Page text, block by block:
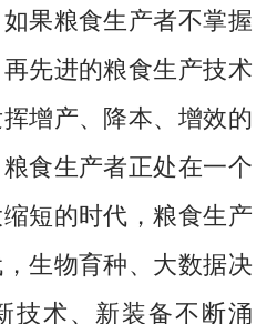
果粮食生产者不掌握
先进的粮食生产技术
增产、降本、增效的
食生产者正处在一个
短的时代，粮食生产
生物育种、大数据决
技术、新装备不断涌